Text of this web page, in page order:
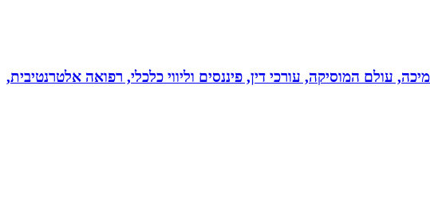
עולם המוסיקה, עורכי דין, פיננסים וליווי כלכלי, רפואה אלטרנטיבית,